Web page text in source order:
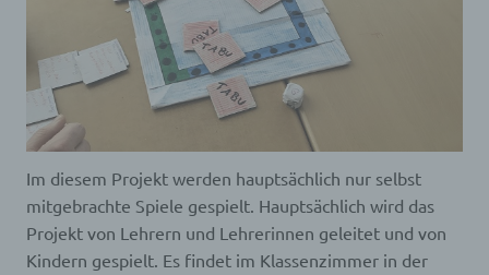
Im diesem Projekt werden hauptsächlich nur selbst
mitgebrachte Spiele gespielt. Hauptsächlich wird das
Projekt von Lehrern und Lehrerinnen geleitet und von
Kindern gespielt. Es findet im Klassenzimmer in der